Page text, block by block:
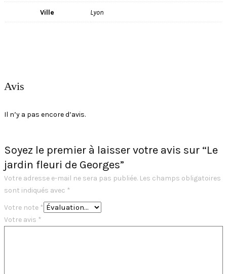
Ville Lyon
Avis
Il n’y a pas encore d’avis.
Soyez le premier à laisser votre avis sur “Le
jardin fleuri de Georges”
Votre adresse e-mail ne sera pas publiée. Les champs obligatoires
sont indiqués avec *
Votre note *
Votre avis *